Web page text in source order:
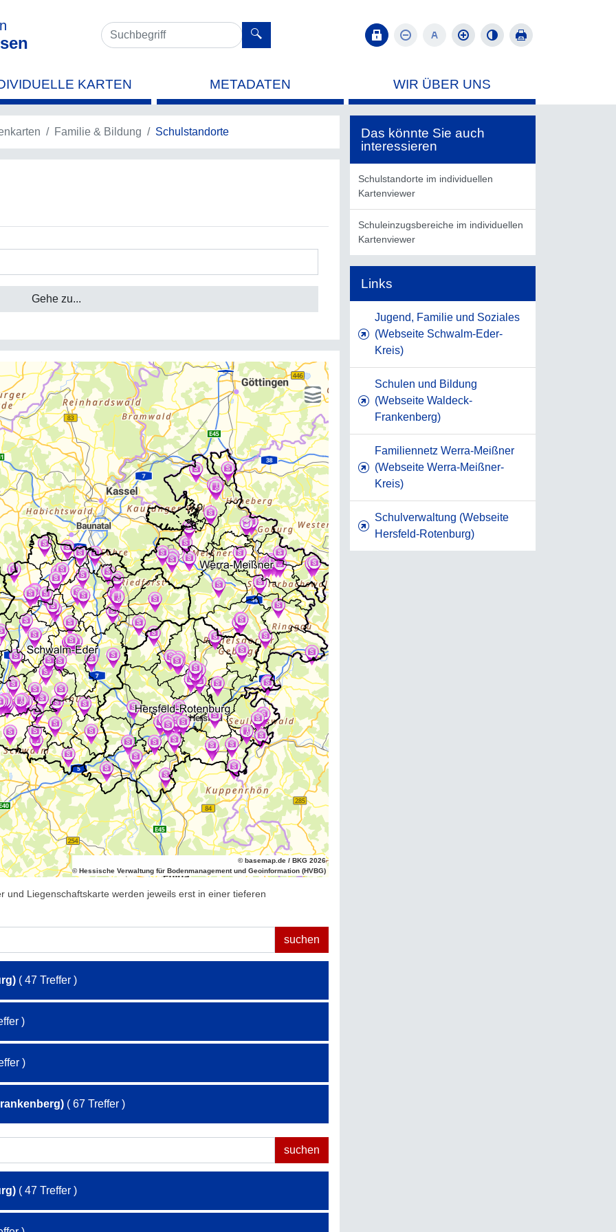
KARTEN METADATEN WIR ÜBER UNS
Familie & Bildung Schulstandorte
Gehe zu...
© basemap.de / BKG 2026
© Hessische Verwaltung für Bodenmanagement und Geoinformation (HVBG)
und Liegenschaftskarte werden jeweils erst in einer tieferen
( 47 Treffer )
)
)
( 67 Treffer )
( 47 Treffer )
Das könnte Sie auch
interessieren
Schulstandorte im individuellen
Kartenviewer
Schuleinzugsbereiche im individuellen
Kartenviewer
Links
Jugend, Familie und Soziales
(Webseite Schwalm-Eder-
Kreis)
Schulen und Bildung
(Webseite Waldeck-
Frankenberg)
Familiennetz Werra-Meißner
(Webseite Werra-Meißner-
Kreis)
Schulverwaltung (Webseite
Hersfeld-Rotenburg)